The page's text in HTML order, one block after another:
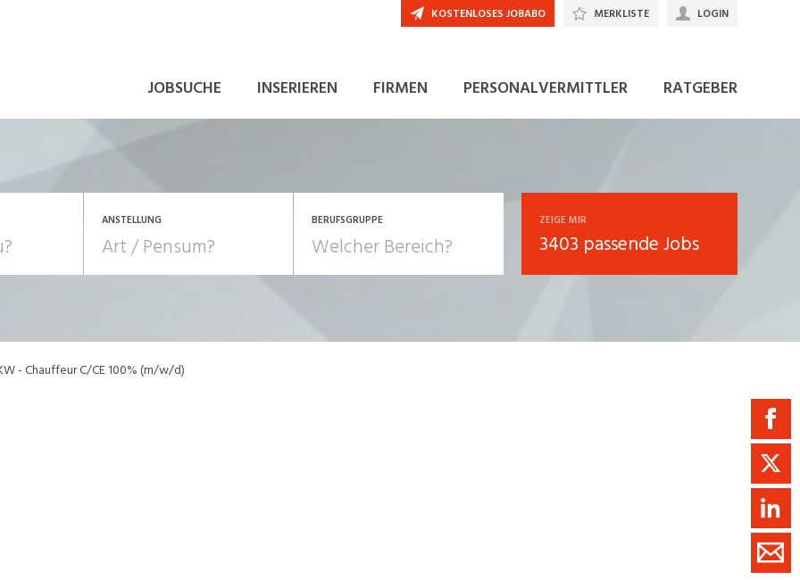
JOBSUCHE INSERIEREN FIRMEN PERSONALVERMITTLER RATGEBER
KOSTENLOSES JOBABO MERKLISTE LOGIN
ANSTELLUNG
Temporär (befristet)
BERUFSGRUPPE
Human Resources
ZEIGE MIR
3403 passende Jobs
- Chauffeur C/CE 100% (m/w/d)
JETZT BEWERBEN